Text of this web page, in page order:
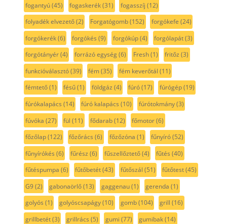
fogantyú(45) fogaskerék(31) fogasszíj (12)
folyadék elvezető(2) Forgatógomb(152) forgókefe (24)
forgókerék(6) forgókés (9) forgókúp(4) forgólapát(3)
forgótányér(4) forrázó egység(6) Fresh(1) fritőz (3)
funkcióválasztó(39) fém(35) fém keverőtál (11)
fémtető(1) fésű(1) földgáz (4) fúró(17) fúrógép(19)
fúrókalapács (14) fúró kalapács (10) fúrótokmány(3)
fúvóka (27) fül (11) fődarab(12) főmotor(6)
főzőlap(122) főzőrács (6) főzőzóna (1) fűnyíró(52)
fűnyírókés (6) fűrész (6) fűszellőztető(4) fűtés (40)
fűtéspumpa (6) fűtőbetét(43) fűtőszál (51) fűtőtest(45)
G9(2) gabonaörlő(13) gaggenau(1) gerenda (1)
golyós (1) golyóscsapágy(10) gomb(104) grill (16)
grillbetét(3) grillrács (5) gumi (77) gumibak(14)